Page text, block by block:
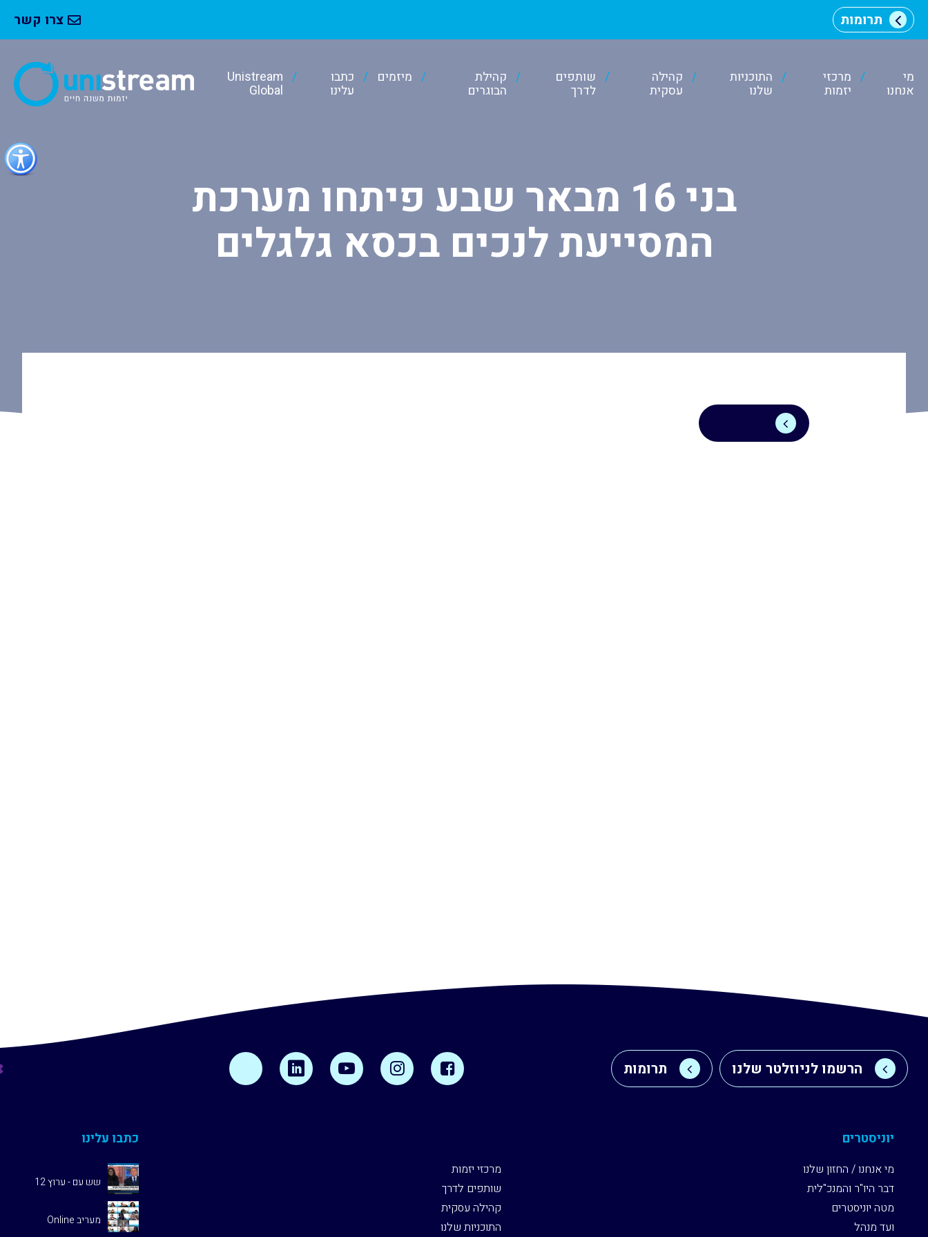
כפתור
לפתיחת
תפריט
נגישות
תרומות צרו קשר
מי
אנחנו
מרכזי
יזמות
התוכניות
שלנו
קהילה
עסקית
שותפים
לדרך
קהילת
הבוגרים
מיזמים
כתבו
עלינו
Unistream
Global
בני 16 מבאר שבע פיתחו מערכת
המסייעת לנכים בכסא גלגלים
הרשמו לניוזלטר שלנו תרומות
יוניסטרים
מי אנחנו / החזון שלנו
דבר היו"ר והמנכ"לית
מטה יוניסטרים
ועד מנהל
מרכזי יזמות
שותפים לדרך
קהילה עסקית
התוכניות שלנו
כתבו עלינו
שש עם - ערוץ 12
מעריב Online